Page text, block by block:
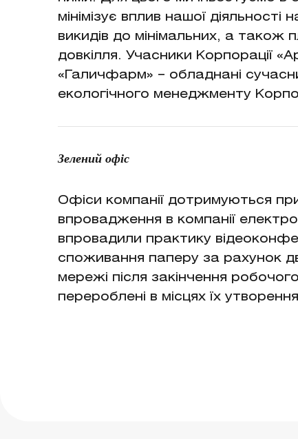
мінімізує вплив нашої
викидів до мінімальних, а
довкілля. Учасники Корпорації
«Галичфарм» – обладнані
екологічного менеджменту
Зелений офіс
Офіси компанії дотримуються
впровадження в компанії
впровадили практику
споживання паперу за рахунок
мережі після закінчення
перероблені в місцях їх